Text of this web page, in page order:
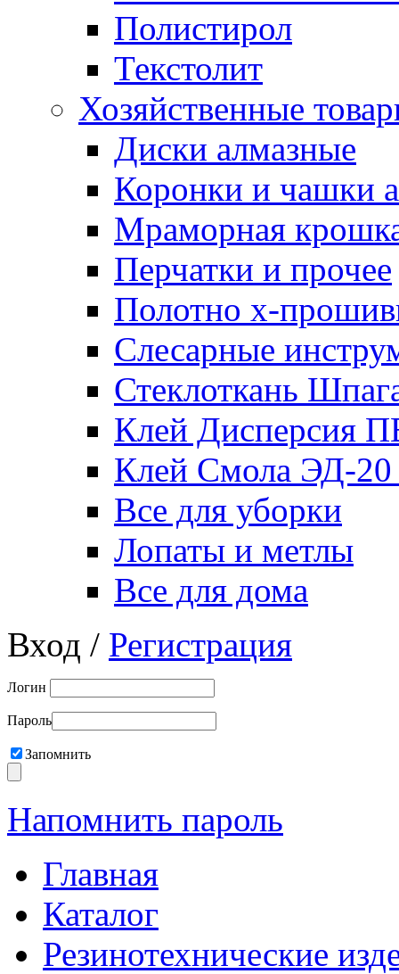
Полистирол
Текстолит
Хозяйственные
Диски алмазные
Коронки и чашки
Мраморная
Перчатки и прочее
Полотно х-
Слесарные
Стеклоткань
Клей Дисперсия
Клей Смола ЭД-20
Все для уборки
Лопаты и метлы
Все для дома
Вход / Регистрация
Логин
Пароль
Запомнить
Напомнить пароль
Главная
Каталог
Резинотехнические